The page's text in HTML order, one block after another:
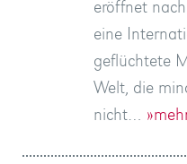
eröffnet
eine
geflüchtete
Welt, die
nicht…